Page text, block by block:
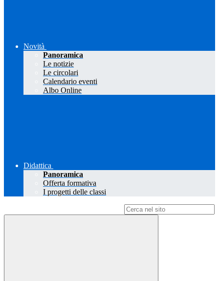
Novità
Panoramica
Le notizie
Le circolari
Calendario eventi
Albo Online
Didattica
Panoramica
Offerta formativa
I progetti delle classi